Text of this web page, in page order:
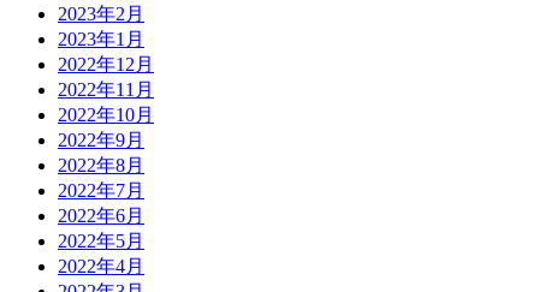
2023年2月
2023年1月
2022年12月
2022年11月
2022年10月
2022年9月
2022年8月
2022年7月
2022年6月
2022年5月
2022年4月